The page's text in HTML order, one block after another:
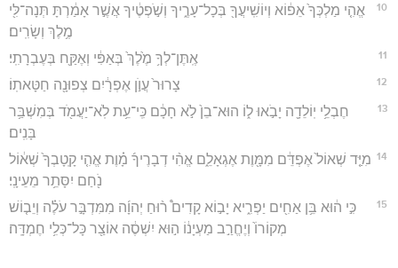
10
אֱהִ֤י מַלְכְּךָ֙ אֵפ֔וֹא וְיוֹשִֽׁיעֲךָ֖ בְּכָל־עָרֶ֑יךָ וְשֹׁ֣פְטֶ֔יךָ אֲשֶׁ֣ר אָמַ֔רְתָּ תְּנָה־לִּ֖י
מֶ֥לֶךְ וְשָׂרִֽים׃
11 אֶֽתֶּן־לְךָ֥ מֶ֙לֶךְ֙ בְּאַפִּ֔י וְאֶקַּ֖ח בְּעֶבְרָתִֽי׃
12 צָרוּר֙ עֲוֺ֣ן אֶפְרָ֔יִם צְפוּנָ֖ה חַטָּאתֽוֹ׃
13
חֶבְלֵ֥י יֽוֹלֵדָ֖ה יָבֹ֣אוּ ל֑וֹ הוּא־בֵן֙ לֹ֣א חָכָ֔ם כִּֽי־עֵ֥ת לֹֽא־יַעֲמֹ֖ד בְּמִשְׁבַּ֥ר
בָּנִֽים׃
14 מִיַּ֤ד שְׁאוֹל֙ אֶפְדֵּ֔ם מִמָּ֖וֶת אֶגְאָלֵ֑ם אֱהִ֨י דְבָרֶיךָ֜ מָ֗וֶת אֱהִ֤י קָֽטָבְךָ֙ שְׁא֔וֹל
נֹ֖חַם יִסָּתֵ֥ר מֵעֵינָֽי׃
15
כִּ֣י ה֔וּא בֵּ֥ן אַחִ֖ים יַפְרִ֑יא יָב֣וֹא קָדִים֩ ר֨וּחַ יְהוָ֜ה מִמִּדְבָּ֣ר עֹלֶ֗ה וְיֵב֤וֹשׁ
מְקוֹרוֹ֙ וְיֶחֱרַ֣ב מַעְיָנ֔וֹ ה֣וּא יִשְׁסֶ֔ה אוֹצַ֖ר כָּל־כְּלִ֥י חֶמְדָּֽה׃